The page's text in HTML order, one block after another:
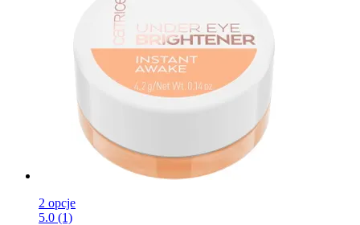
2 opcje
5.0 (1)